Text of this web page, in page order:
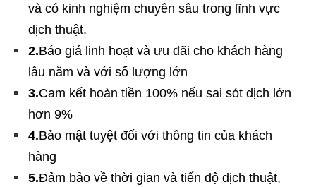
và có kinh nghiệm chuyên sâu trong lĩnh vực
dịch thuật.
2.Báo giá linh hoạt và ưu đãi cho khách hàng
lâu năm và với số lượng lớn
3.Cam kết hoàn tiền 100% nếu sai sót dịch lớn
hơn 9%
4.Bảo mật tuyệt đối với thông tin của khách
hàng
5.Đảm bảo về thời gian và tiến độ dịch thuật,